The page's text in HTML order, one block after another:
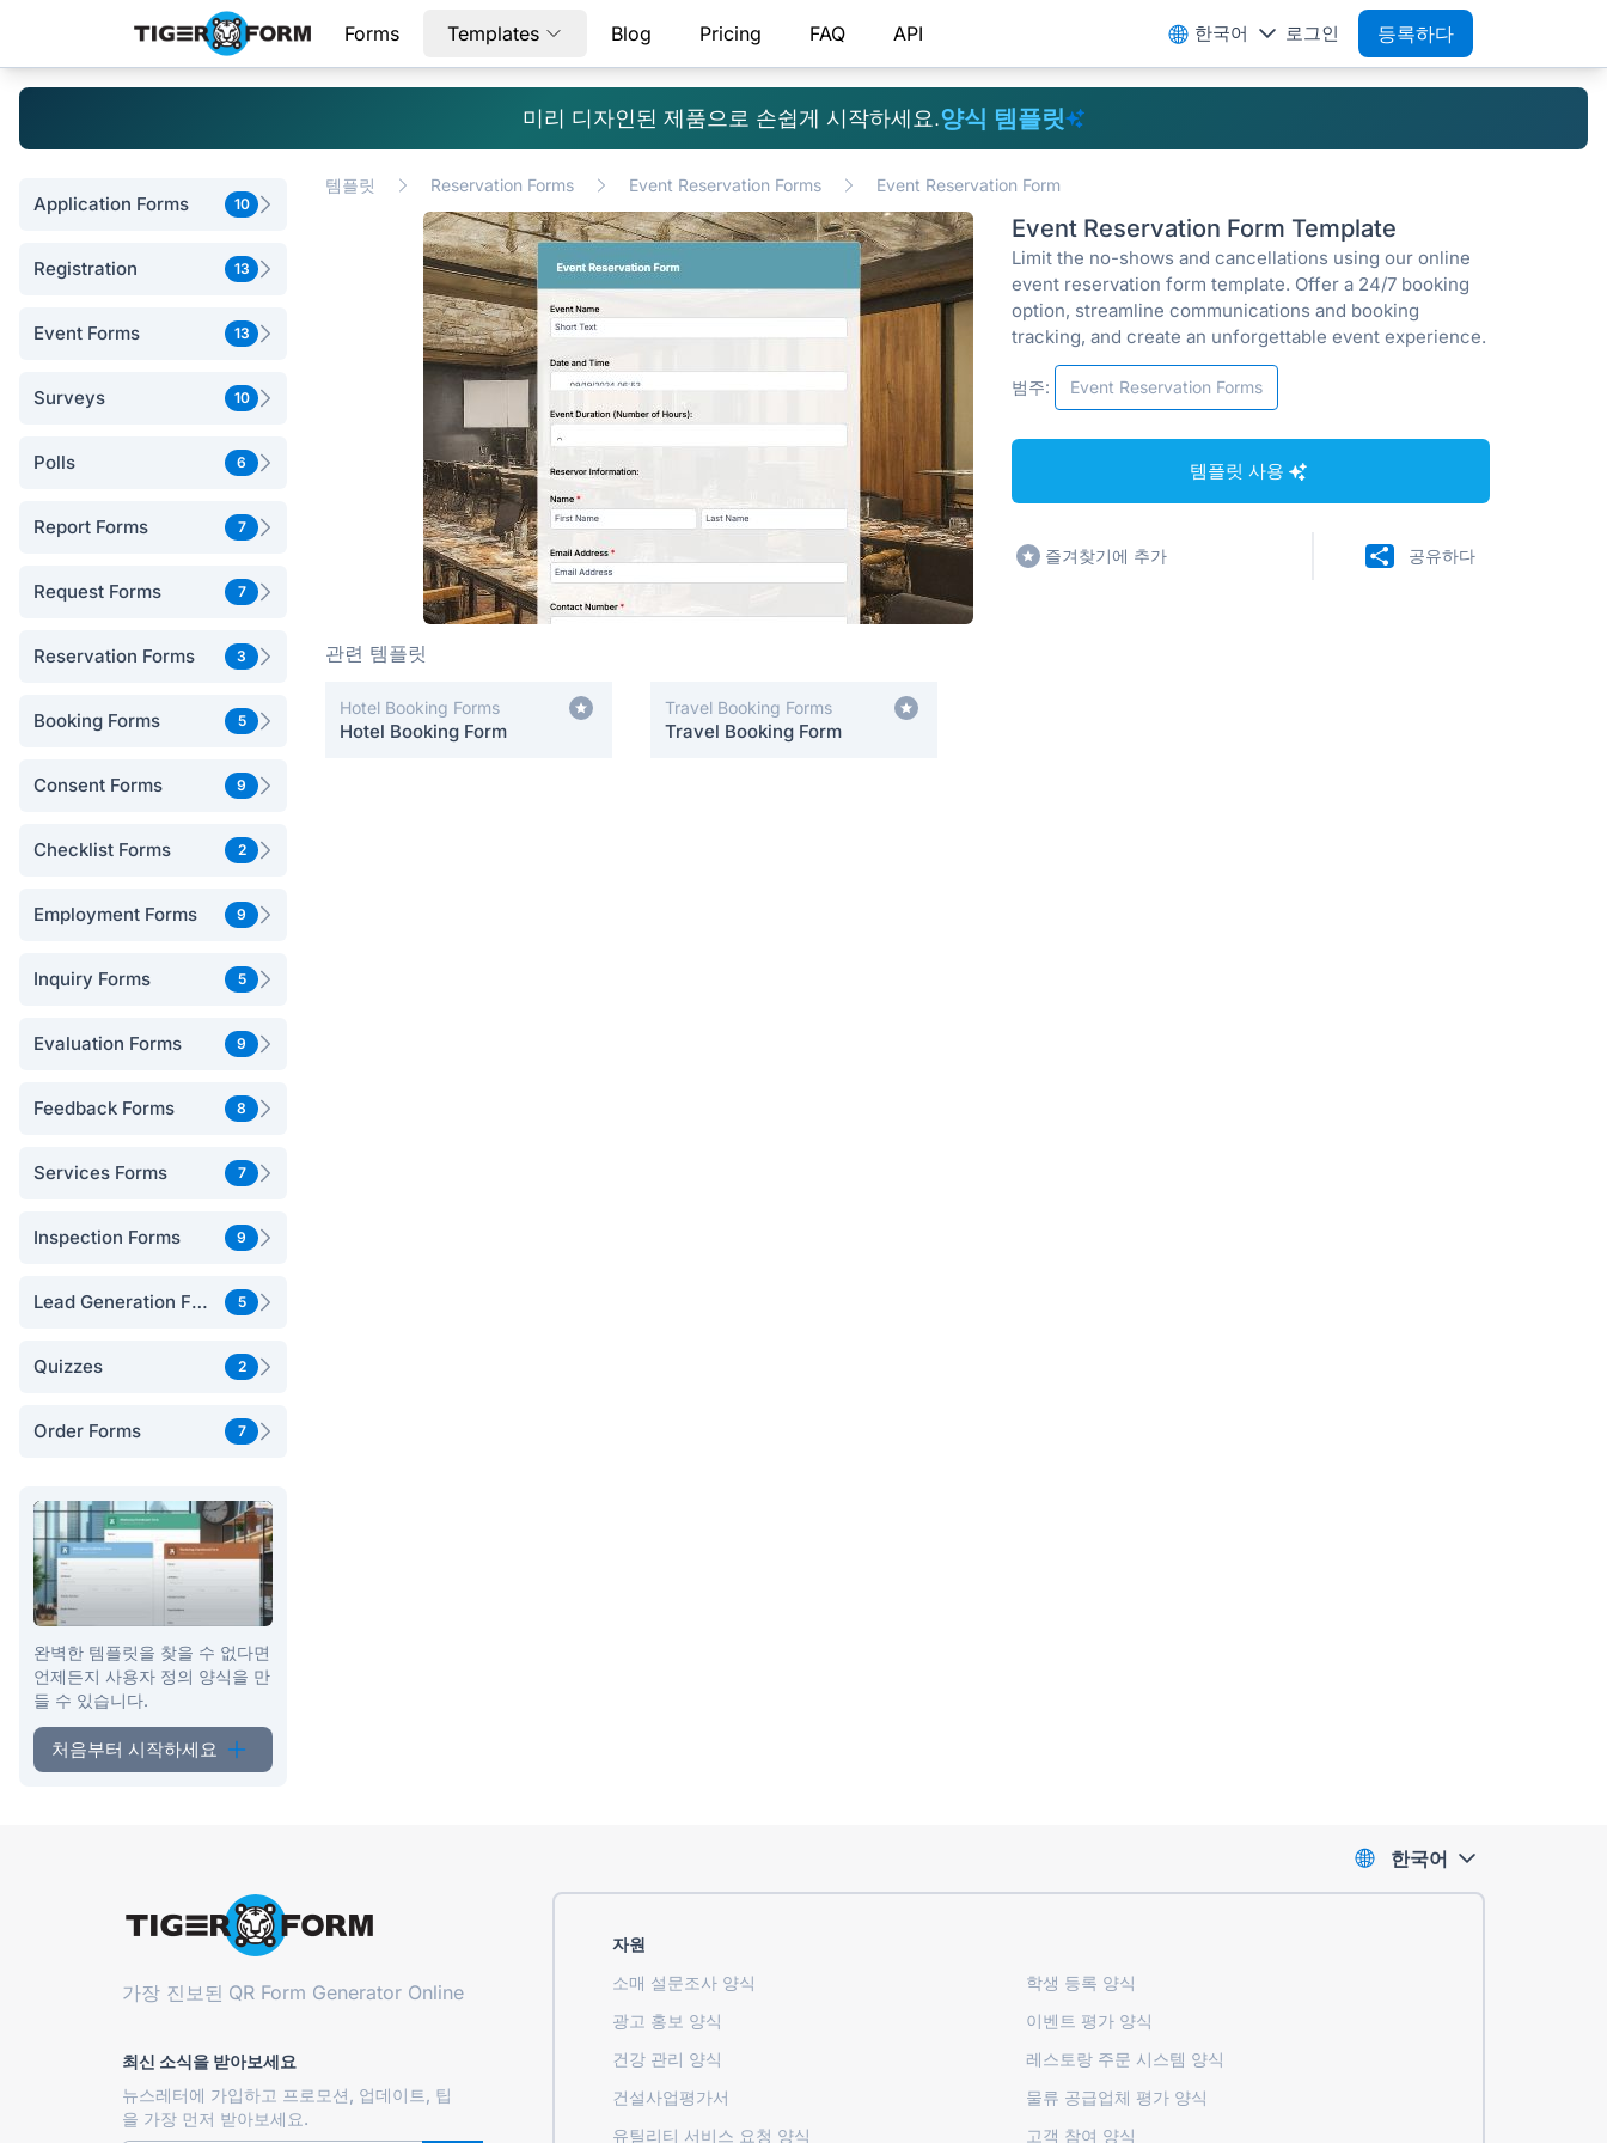
Forms Templates Blog Pricing FAQ API 한국어 로그인 등록하다
미리 디자인된 제품으로 손쉽게 시작하세요.양식 템플릿
Application Forms 10
Registration 13
Event Forms 13
Surveys 10
Polls 6
Report Forms 7
Request Forms 7
Reservation Forms 3
Booking Forms 5
Consent Forms 9
Checklist Forms 2
Employment Forms 9
Inquiry Forms 5
Evaluation Forms 9
Feedback Forms 8
Services Forms 7
Inspection Forms 9
Lead Generation Forms 5
Quizzes 2
Order Forms 7
완벽한 템플릿을 찾을 수 없다면
언제든지 사용자 정의 양식을 만
들 수 있습니다.
처음부터 시작하세요
템플릿 Reservation Forms Event Reservation Forms Event Reservation Form
Event Reservation Form Template
Limit the no-shows and cancellations using our online
event reservation form template. Offer a 24/7 booking
option, streamline communications and booking
tracking, and create an unforgettable event experience.
범주: Event Reservation Forms
템플릿 사용
즐겨찾기에 추가 공유하다
관련 템플릿
Hotel Booking Forms
Hotel Booking Form
Travel Booking Forms
Travel Booking Form
가장 진보된 QR Form Generator Online
최신 소식을 받아보세요
뉴스레터에 가입하고 프로모션, 업데이트, 팁
을 가장 먼저 받아보세요.
자원
소매 설문조사 양식
학생 등록 ​​양식
광고 홍보 양식
이벤트 평가 양식
건강 관리 양식
레스토랑 주문 시스템 양식
건설사업평가서
물류 공급업체 평가 양식
유틸리티 서비스 요청 양식
고객 참여 양식
한국어